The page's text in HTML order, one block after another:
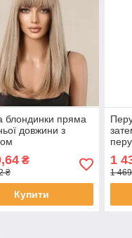
блондинки пряма
довжини з
₴
₴
Купити
1
1